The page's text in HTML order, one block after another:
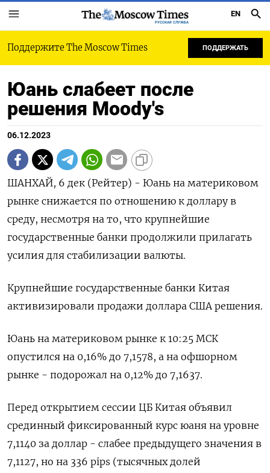
РУССКАЯ СЛУЖБА
EN
Поддержите The Moscow Times ПОДДЕРЖАТЬ
Юань слабеет после
решения Moody's
06.12.2023
ШАНХАЙ, 6 дек (Рейтер) - Юань на материковом
рынке снижается по отношению к доллару в
среду, несмотря на то, что крупнейшие
государственные банки продолжили прилагать
усилия для стабилизации валюты.
Крупнейшие государственные банки Китая
активизировали продажи доллара США решения.
Юань на материковом рынке к 10:25 МСК
опустился на 0,16% до​ 7,1578​, а на офшорном
рынке - подорожал на 0,12% до 7,1637.
Перед открытием сессии ЦБ Китая объявил
срединный фиксированный курс юаня на уровне
7,1140 за доллар - слабее предыдущего значения в
7,1127, но на 336 pips (тысячных долей